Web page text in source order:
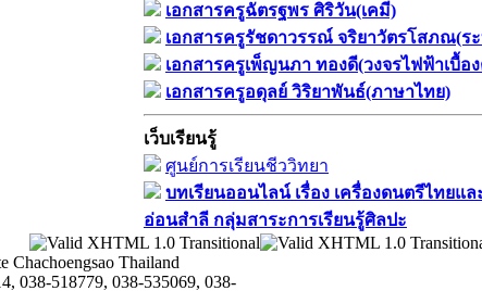
เอกสารครูฉัตรฐพร ศิริวัน(เคมี)
เอกสารครูรัชดาวรรณ์ จริยาวัตรโสภณ(ร
เอกสารครูเพ็ญนภา ทองดี(วงจรไฟฟ้าเบื้อ
เอกสารครูอดุลย์ วิริยาพันธ์(ภาษาไทย)
เว็บเรียนรู้
ศูนย์การเรียนชีววิทยา
บทเรียนออนไลน์​ เรื่อง​ เครื่องดนตรีไทย
อ่อนสำลี​ กลุ่มสาระการเรียนรู้ศิลปะ
Chachoengsao Thailand
038-518779, 038-535069, 038-